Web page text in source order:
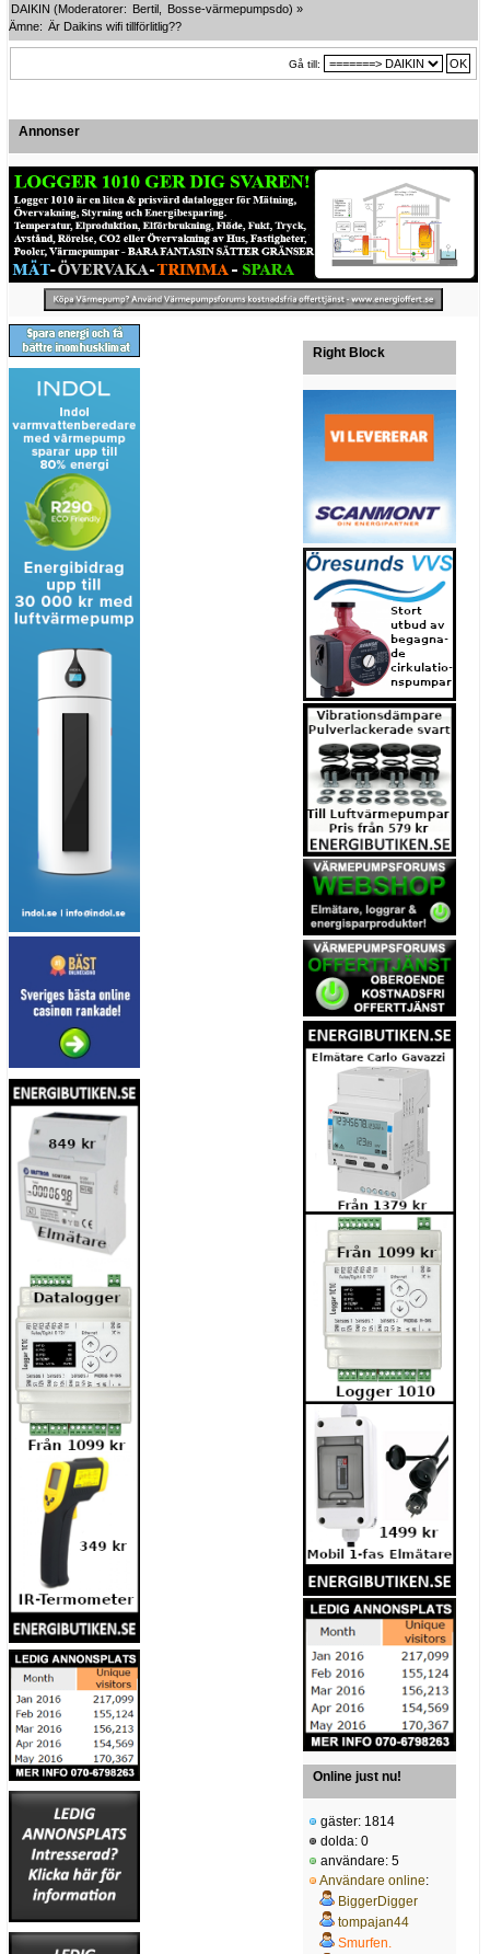
DAIKIN (Moderatorer: Bertil Bosse-värmepumpsdo) »
Ämne: Är Daikins wifi tillförlitlig??
Gå till:
Annonser
Right Block
Online just nu!
gäster: 1814
dolda: 0
användare: 5
Användare online:
BiggerDigger
tompajan44
Smurfen.